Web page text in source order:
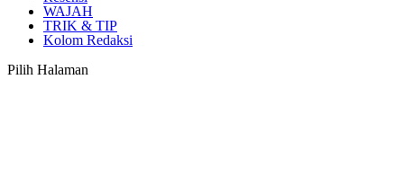
WAJAH
TRIK & TIP
Kolom Redaksi
Pilih Halaman